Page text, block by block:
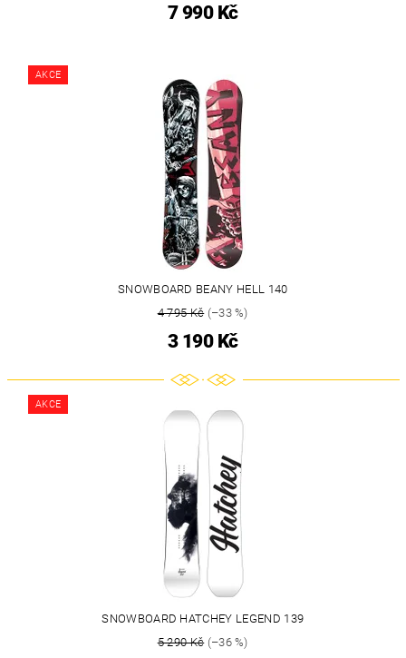
7 990 Kč
AKCE
SNOWBOARD BEANY HELL 140
4 795 Kč(–33 %)
3 190 Kč
AKCE
SNOWBOARD HATCHEY LEGEND 139
5 290 Kč(–36 %)